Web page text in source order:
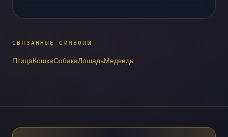
СВЯЗАННЫЕ СИМВОЛЫ
ПтицаКошкаСобакаЛошадьМедведь